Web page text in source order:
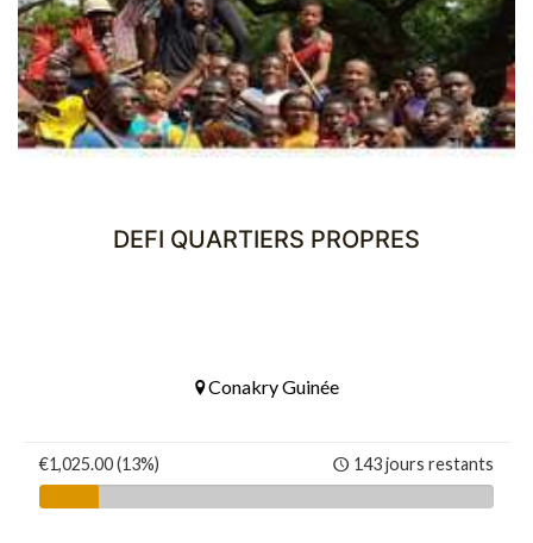
DEFI QUARTIERS PROPRES
Conakry Guinée
€1,025.00 (13%) 143 jours restants